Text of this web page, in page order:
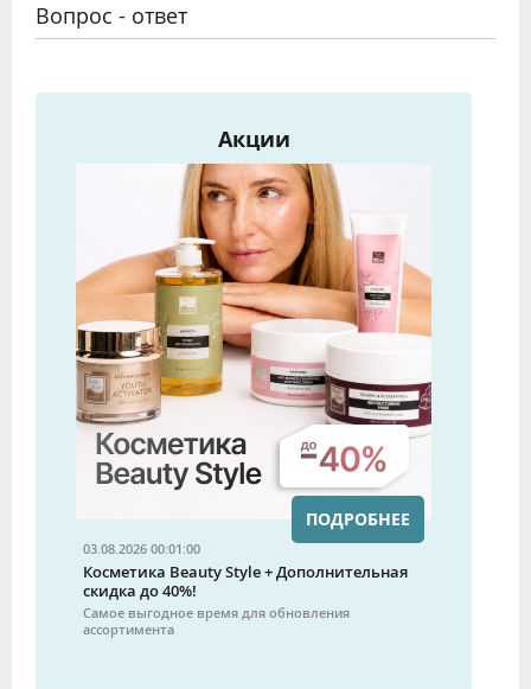
Вопрос - ответ
Акции
03.08.2026 00:01:00
Косметика Beauty Style + Дополнительная
скидка до 40%!
Самое выгодное время для обновления
ассортимента
ПОДРОБНЕЕ